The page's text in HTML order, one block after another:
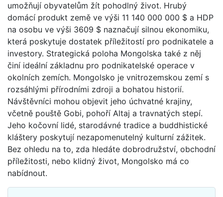
umožňují obyvatelům žít pohodlný život. Hrubý
domácí produkt země ve výši 11 140 000 000 $ a HDP
na osobu ve výši 3609 $ naznačují silnou ekonomiku,
která poskytuje dostatek příležitostí pro podnikatele a
investory. Strategická poloha Mongolska také z něj
činí ideální základnu pro podnikatelské operace v
okolních zemích. Mongolsko je vnitrozemskou zemí s
rozsáhlými přírodními zdroji a bohatou historií.
Návštěvníci mohou objevit jeho úchvatné krajiny,
včetně pouště Gobi, pohoří Altaj a travnatých stepí.
Jeho kočovní lidé, starodávné tradice a buddhistické
kláštery poskytují nezapomenutelný kulturní zážitek.
Bez ohledu na to, zda hledáte dobrodružství, obchodní
příležitosti, nebo klidný život, Mongolsko má co
nabídnout.